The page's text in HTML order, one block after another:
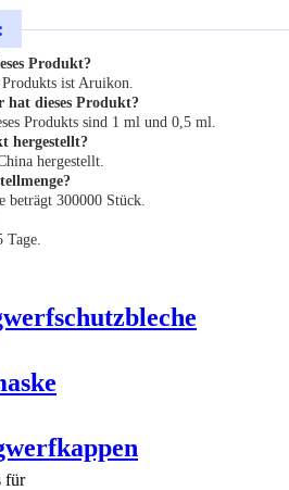
Produkt?
ist Aruikon.
hat dieses Produkt?
Produkts sind 1 ml und 0,5 ml.
hergestellt?
hergestellt.
beträgt 300000 Stück.
Tage.
für